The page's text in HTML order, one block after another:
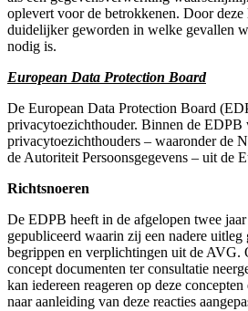
oplevert voor de betrokkenen. Door
duidelijker geworden in welke gevallen
nodig is.
European Data Protection Board
De European Data Protection Board
privacytoezichthouder. Binnen de EDPB
privacytoezichthouders – waaronder de
de Autoriteit Persoonsgegevens – uit de
Richtsnoeren
De EDPB heeft in de afgelopen twee
gepubliceerd waarin zij een nadere uitleg
begrippen en verplichtingen uit de AVG.
concept documenten ter consultatie
kan iedereen reageren op deze
naar aanleiding van deze reacties